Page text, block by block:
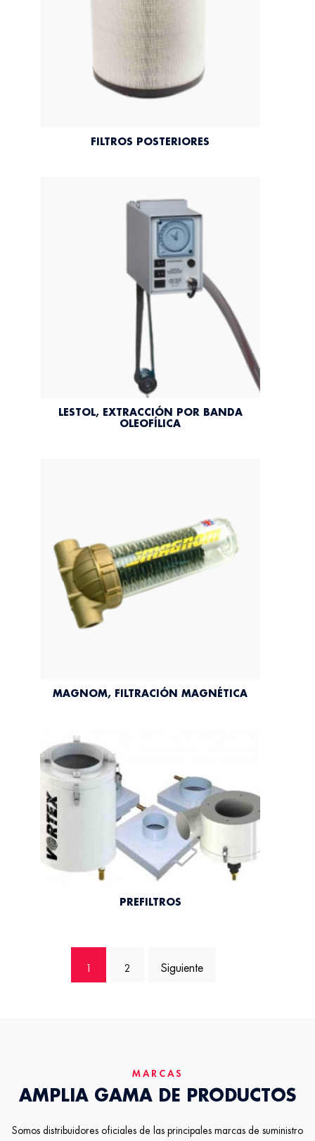
FILTROS POSTERIORES
LESTOL, EXTRACCIÓN POR BANDA
OLEOFÍLICA
MAGNOM, FILTRACIÓN MAGNÉTICA
PREFILTROS
1 2 →
MARCAS
AMPLIA GAMA DE PRODUCTOS
Somos distribuidores oficiales de las principales marcas de suministro